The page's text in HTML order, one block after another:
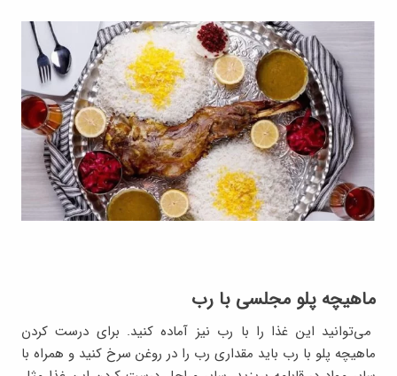
ماهیچه پلو مجلسی با رب
می‌توانید این غذا را با رب نیز آماده کنید. برای درست کردن
ماهیچه پلو با رب باید مقداری رب را در روغن سرخ کنید و همراه با